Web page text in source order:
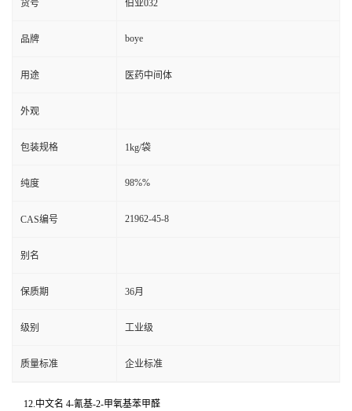
货号 伯业032
品牌 boye
用途 医药中间体
外观
包装规格 1kg/袋
纯度 98%%
CAS编号 21962-45-8
别名
保质期 36月
级别 工业级
质量标准 企业标准
12.中文名 4-氰基-2-甲氧基苯甲醛